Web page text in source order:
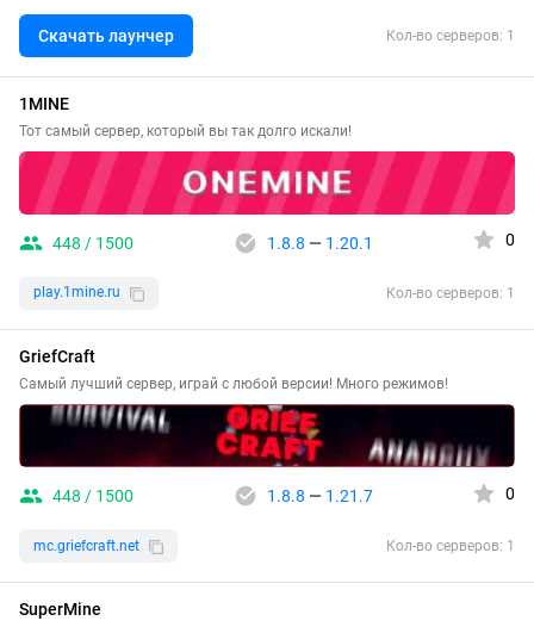
Скачать лаунчер Кол-во серверов: 1
1MINE
Тот самый сервер, который вы так долго искали!
448 / 1500 1.8.8 — 1.20.1 0
play.1mine.ru Кол-во серверов: 1
GriefCraft
Самый лучший сервер, играй с любой версии! Много режимов!
448 / 1500 1.8.8 — 1.21.7 0
mc.griefcraft.net Кол-во серверов: 1
SuperMine